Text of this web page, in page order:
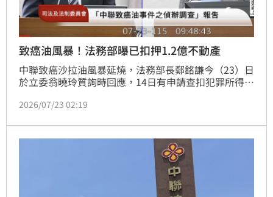
致癌油風暴！法務部曝已扣押1.2億不動產
中聯致癌沙拉油風暴延燒，法務部長鄭銘謙今（23）日
於立委翁曉玲質詢時回應，14日有申請查扣犯罪所得，
三百多萬元的不動產，法院裁定扣押當中一億兩千六百
產？衛福部次長林靜儀則表示，目前還在處理油品問
題，會盡快與法務單位討論。
2026/07/23 02:19